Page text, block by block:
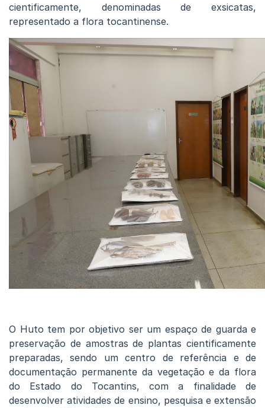
cientificamente, denominadas de exsicatas,
representado a flora tocantinense.
O Huto tem por objetivo ser um espaço de guarda e
preservação de amostras de plantas cientificamente
preparadas, sendo um centro de referência e de
documentação permanente da vegetação e da flora
do Estado do Tocantins, com a finalidade de
desenvolver atividades de ensino, pesquisa e extensão